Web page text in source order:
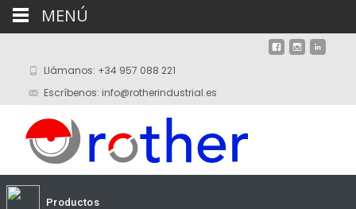
Llámanos: +34 957 088 221
Escríbenos: info@rotherindustrial.es
Productos
MENÚ